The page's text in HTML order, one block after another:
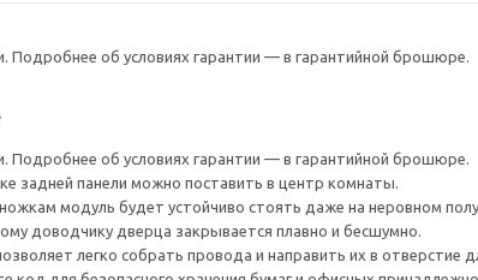
Подробнее об условиях гарантии — в гарантийной брошюре.
Подробнее об условиях гарантии — в гарантийной брошюре.
задней панели можно поставить в центр комнаты.
модуль будет устойчиво стоять даже на неровном
доводчику дверца закрывается плавно и бесшумно.
легко собрать провода и направить их в отверстие